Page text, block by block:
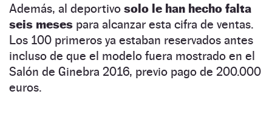
Además, al deportivo solo le han hecho falta
seis meses para alcanzar esta cifra de ventas.
Los 100 primeros ya estaban reservados antes
incluso de que el modelo fuera mostrado en el
Salón de Ginebra 2016, previo pago de 200.000
euros.